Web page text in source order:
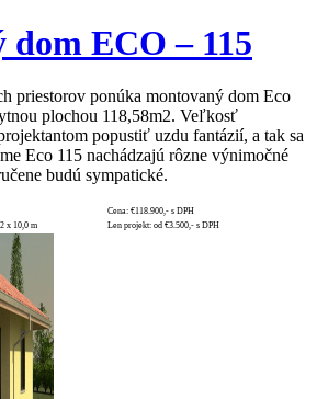
ECO – 115
priestorov ponúka montovaný dom Eco
plochou 118,58m2. Veľkosť
popustiť uzdu fantázií, a tak sa
Eco 115 nachádzajú rôzne výnimočné
budú sympatické.
Cena: €118.900,- s DPH
x 10,0 m Len projekt: od €3.500,- s DPH